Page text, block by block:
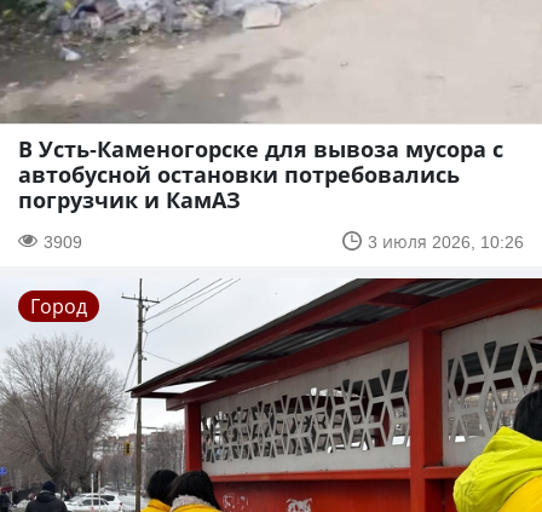
В Усть-Каменогорске для вывоза мусора с
автобусной остановки потребовались
погрузчик и КамАЗ
3909 3 июля 2026, 10:26
Город